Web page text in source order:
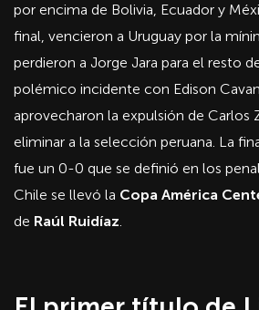
por encima de Bolivia, Ecuador y
final, vencieron a Uruguay por la
perdieron a Jorge Jara para el resto
polémico incidente con Edison
aprovecharon la expulsión de Carlos
eliminar a la selección peruana. La
fue un 0-0 que se definió en los
Chile se llevó la Copa América
de Raúl Ruidíaz.